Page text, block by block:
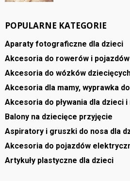
POPULARNE KATEGORIE
Aparaty fotograficzne dla dzieci
Akcesoria do rowerów i
Akcesoria do wózków
Akcesoria dla mamy, wyprawka
Akcesoria do pływania dla dzieci
Balony na dziecięce przyjęcie
Aspiratory i gruszki do nosa dla
Akcesoria do pojazdów
Artykuły plastyczne dla dzieci